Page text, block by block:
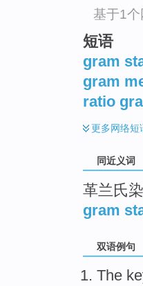
基于1个
短语
gram
gram
ratio
更多网络短
同近义词
革兰氏
gram
双语例句
The